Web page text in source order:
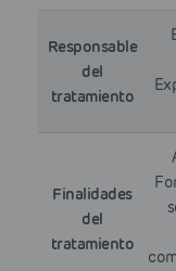
Responsable
del
tratamiento
Finalidades
del
tratamiento